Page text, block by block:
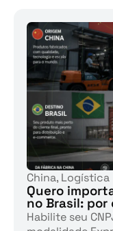
China, Logística
Quero
no Brasil: por
Habilite seu